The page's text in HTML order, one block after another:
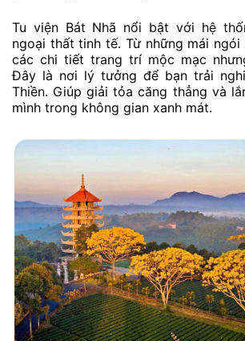
Tu viện Bát Nhã nổi bật với hệ
ngoại thất tinh tế. Từ những mái
các chi tiết trang trí mộc mạc
Đây là nơi lý tưởng để bạn trải
Thiền. Giúp giải tỏa căng thẳng và
mình trong không gian xanh mát.